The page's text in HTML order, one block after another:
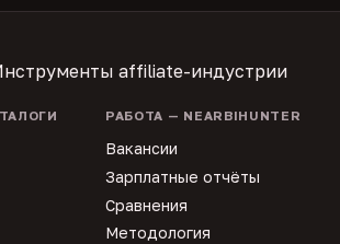
affiliate-индустрии
РАБОТА — NEARBIHUNTER
Вакансии
Зарплатные отчёты
Сравнения
Методология